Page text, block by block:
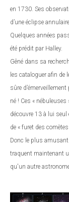
en 1730. Ses
d’une éclipse
Quelques années
été prédit par Halley.
Gêné dans sa
les cataloguer afin de
sûre
né ! Ces «
découvre 13 à lui seul
de « furet des
Donc le plus
traquent maintenant
qu'un autre